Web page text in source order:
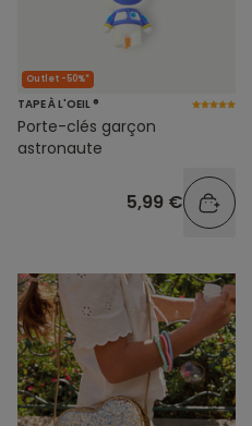
Outlet -50%*
TAPE À L'OEIL ®
Porte-clés garçon
astronaute
5,99 €